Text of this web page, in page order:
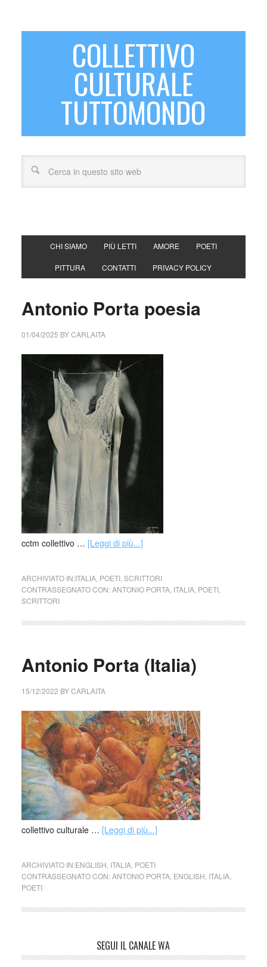
COLLETTIVO
CULTURALE
TUTTOMONDO
CHI SIAMO PIÙ LETTI AMORE POETI
PITTURA CONTATTI PRIVACY POLICY
Antonio Porta poesia
01/04/2025 BYCARLAITA
cctm collettivo … [Leggi di più...]
ARCHIVIATO IN:ITALIA, POETI, SCRITTORI
CONTRASSEGNATO CON:ANTONIO PORTA, ITALIA, POETI,
SCRITTORI
Antonio Porta (Italia)
15/12/2022 BYCARLAITA
collettivo culturale … [Leggi di più...]
ARCHIVIATO IN:ENGLISH ITALIA, POETI
CONTRASSEGNATO CON:ANTONIO PORTA, ENGLISH ITALIA,
POETI
SEGUI IL CANALE WA